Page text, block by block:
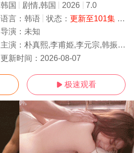
韩国 剧情,韩国 2026
7.0
语言： 韩语 状态： 更新至101集- 免费在线观看
导演： 未知
主演： 朴真熙,李甫姫,李元宗,韩振熙,李应敬,李代延,金惠仙,金宣敬,이정용,채빈
更新时间： 2026-08-07
 极速观看